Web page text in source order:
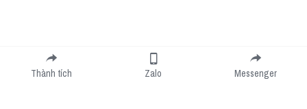
Submit
Thành tích Zalo Messenger